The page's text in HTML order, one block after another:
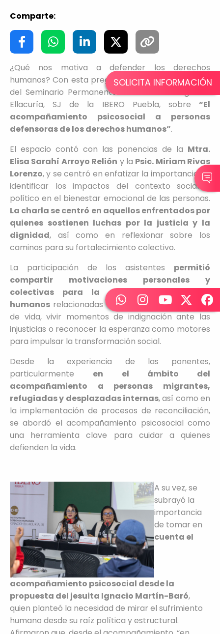
Comparte:
¿Qué nos motiva a defender los derechos
humanos? Con esta pregunta se dio inicio la sesión
del Seminario Permanente de la Cátedra Ignacio
Ellacuría, SJ de la IBERO Puebla, sobre “El
acompañamiento psicosocial a personas
defensoras de los derechos humanos”.
El espacio contó con las ponencias de la Mtra.
Elisa Sarahí Arroyo Relión y la Psic. Miriam Rivas
Lorenzo, y se centró en enfatizar la importancia de
identificar los impactos del contexto social y
político en el bienestar emocional de las personas.
La charla se centró en aquellos enfrentados por
quienes sostienen luchas por la justicia y la
dignidad, así como en reflexionar sobre los
caminos para su fortalecimiento colectivo.
La participación de los asistentes permitió
compartir motivaciones personales y
colectivas para la defensa de derechos
humanos relacionadas con visibilizar experiencias
de vida, vivir momentos de indignación ante las
injusticias o reconocer la esperanza como motores
para impulsar la transformación social.
Desde la experiencia de las ponentes,
particularmente en el ámbito del
acompañamiento a personas migrantes,
refugiadas y desplazadas internas, así como en
la implementación de procesos de reconciliación,
se abordó el acompañamiento psicosocial como
una herramienta clave para cuidar a quienes
defienden la vida.
A su vez, se
subrayó la
importancia
de tomar en
cuenta el
acompañamiento psicosocial desde la
propuesta del jesuita Ignacio Martín-Baró,
quien planteó la necesidad de mirar el sufrimiento
humano desde su raíz política y estructural.
SOLICITA INFORMACIÓN